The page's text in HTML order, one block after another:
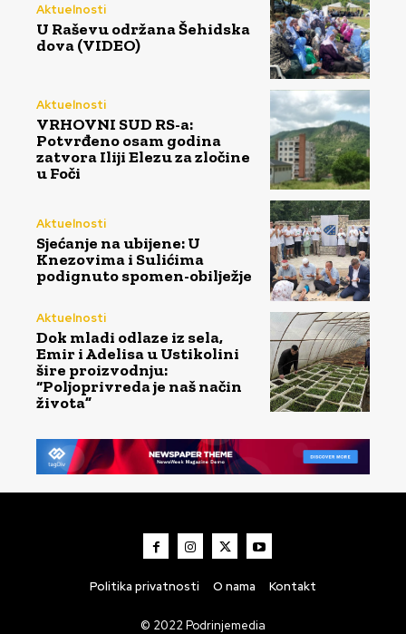
Aktuelnosti
U Raševu održana Šehidska
dova (VIDEO)
Aktuelnosti
VRHOVNI SUD RS-a:
Potvrđeno osam godina
zatvora Iliji Elezu za zločine
u Foči
Aktuelnosti
Sjećanje na ubijene: U
Knezovima i Sulićima
podignuto spomen-obilježje
Aktuelnosti
Dok mladi odlaze iz sela,
Emir i Adelisa u Ustikolini
šire proizvodnju:
“Poljoprivreda je naš način
života”
Politika privatnosti O nama Kontakt
© 2022 Podrinjemedia